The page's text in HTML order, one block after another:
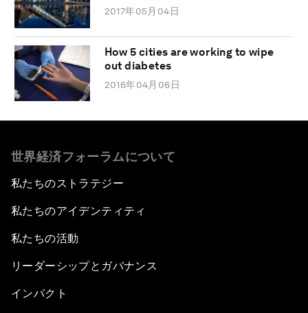
2017年05月04日
How 5 cities are working to wipe
out diabetes
2016年04月06日
世界経済フォーラムについて
私たちのストラテジー
私たちのアイデンティティ
私たちの活動
リーダーシップとガバナンス
インパクト